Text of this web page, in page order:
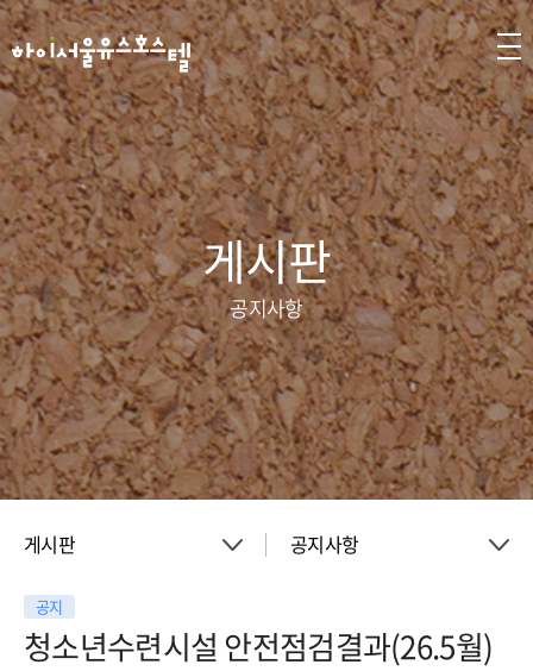
게시판
공지사항
게시판
About
공지사항
공지
청소년수련시설 안전점검결과(26.5월)